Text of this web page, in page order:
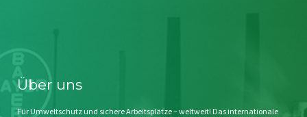
Kontakt
Impressum
Störfälle
Stichwort BAYER
Jahrestagung
Über uns
Für Umweltschutz und sichere Arbeitsplätze – weltweit! Das internationale